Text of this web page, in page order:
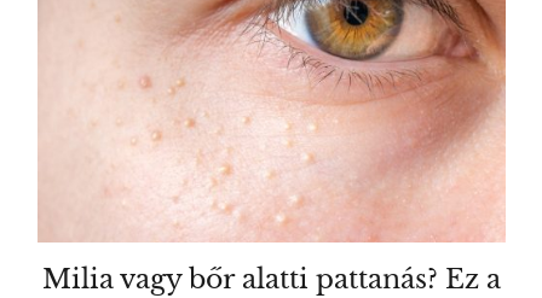
Milia vagy bőr alatti pattanás? Ez a